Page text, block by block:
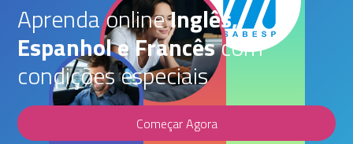
Aprenda onlineInglês,
Espanhol e Francêscom
condições especiais
Começar Agora